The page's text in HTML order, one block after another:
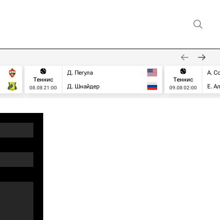
Теннис
08.08 21:00
Д. Пегула
Д. Шнайдер
Теннис
09.08 02:00
А.
Е.